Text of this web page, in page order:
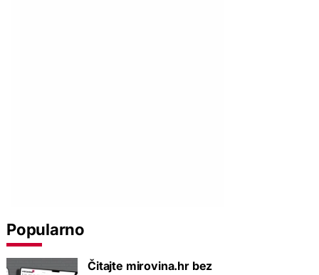
Popularno
Čitajte mirovina.hr bez